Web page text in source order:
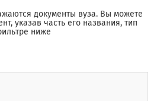
документы вуза. Вы можете
указав часть его названия, тип
ниже